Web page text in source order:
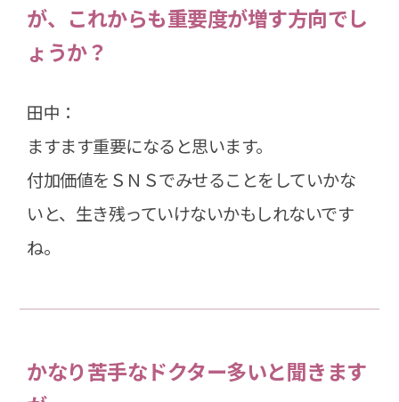
が、これからも重要度が増す方向でし
ょうか？
田中：
ますます重要になると思います。
付加価値をＳＮＳでみせることをしていかな
いと、生き残っていけないかもしれないです
ね。
かなり苦手なドクター多いと聞きます